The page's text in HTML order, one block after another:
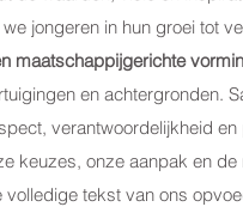
jongeren in hun groei tot
maatschappijgerichte
en achtergronden.
verantwoordelijkheid
keuzes, onze aanpak en
volledige tekst van ons